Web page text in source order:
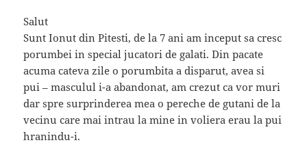
Salut
Sunt Ionut din Pitesti, de la 7 ani am inceput sa cresc
porumbei in special jucatori de galati. Din pacate
acuma cateva zile o porumbita a disparut, avea si
pui – masculul i-a abandonat, am crezut ca vor muri
dar spre surprinderea mea o pereche de gutani de la
vecinu care mai intrau la mine in voliera erau la pui
hranindu-i.